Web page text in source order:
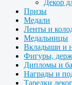
Декор
Призы
Медали
Ленты и
Медальницы
Вкладыши и
Фигуры,
Дипломы и
Награды и
Тарелки